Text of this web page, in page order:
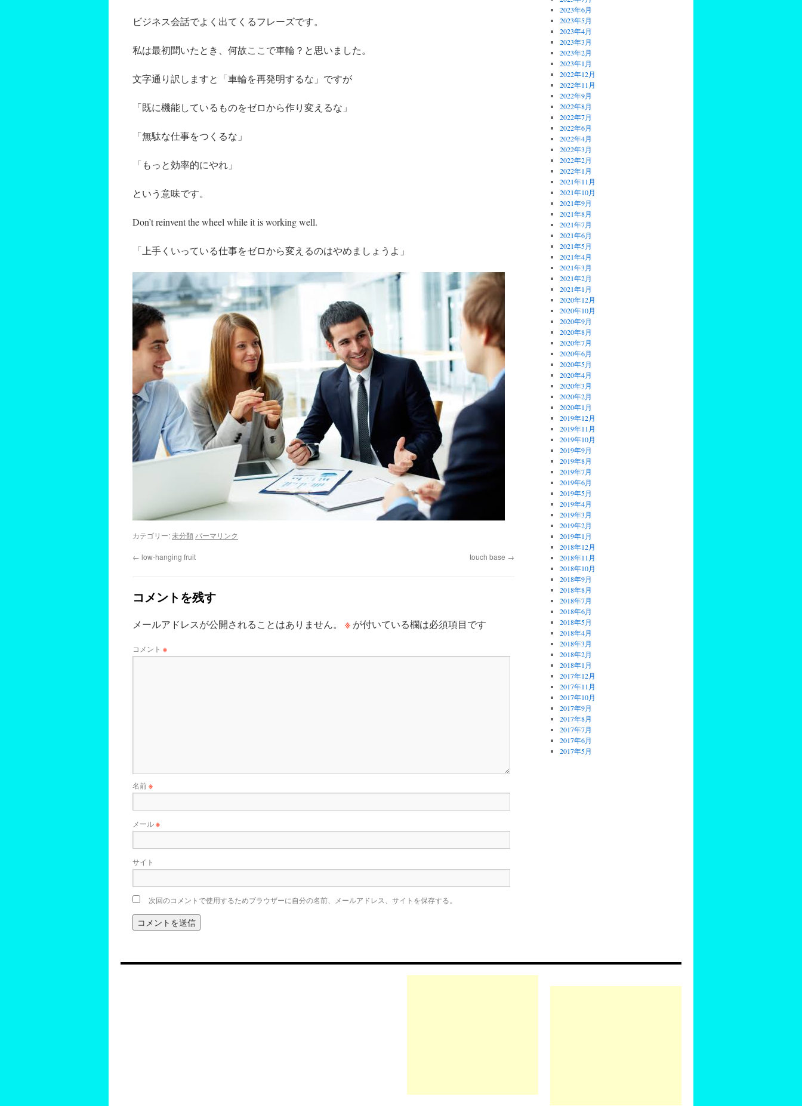
ビジネス会話でよく出てくるフレーズです。
私は最初聞いたとき、何故ここで車輪？と思いました。
文字通り訳しますと「車輪を再発明するな」ですが
「既に機能しているものをゼロから作り変えるな」
「無駄な仕事をつくるな」
「もっと効率的にやれ」
という意味です。
Don’t reinvent the wheel while it is working well.
「上手くいっている仕事をゼロから変えるのはやめましょうよ」
カテゴリー:未分類 パーマリンク
← low-hanging fruit touch base →
コメントを残す
メールアドレスが公開されることはありません。 ※ が付いている欄は必須項目です
コメント ※
名前※
メール※
サイト
次回のコメントで使用するためブラウザーに自分の名前、メールアドレス、サイトを保存する。
2023年6月
2023年5月
2023年4月
2023年3月
2023年2月
2023年1月
2022年12月
2022年11月
2022年9月
2022年8月
2022年7月
2022年6月
2022年4月
2022年3月
2022年2月
2022年1月
2021年11月
2021年10月
2021年9月
2021年8月
2021年7月
2021年6月
2021年5月
2021年4月
2021年3月
2021年2月
2021年1月
2020年12月
2020年10月
2020年9月
2020年8月
2020年7月
2020年6月
2020年5月
2020年4月
2020年3月
2020年2月
2020年1月
2019年12月
2019年11月
2019年10月
2019年9月
2019年8月
2019年7月
2019年6月
2019年5月
2019年4月
2019年3月
2019年2月
2019年1月
2018年12月
2018年11月
2018年10月
2018年9月
2018年8月
2018年7月
2018年6月
2018年5月
2018年4月
2018年3月
2018年2月
2018年1月
2017年12月
2017年11月
2017年10月
2017年9月
2017年8月
2017年7月
2017年6月
2017年5月